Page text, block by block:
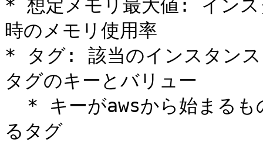
* 想定メモリ最大値: インス
時のメモリ使用率
* タグ: 該当のインスタンス
タグのキーとバリュー
るタグ